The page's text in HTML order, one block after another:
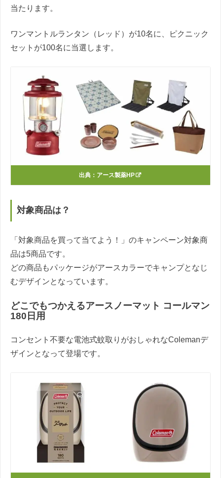
当たります。
ワンマントルランタン（レッド）が10名に、ピクニック
セットが100名に当選します。
出典： アース製薬HP
対象商品は？
「対象商品を買って当てよう！」のキャンペーン対象商
品は5商品です。
どの商品もパッケージがアースカラーでキャンプとなじ
むデザインとなっています。
どこでもつかえるアースノーマット コールマン
180日用
コンセント不要な電池式蚊取りがおしゃれなColemanデ
ザインとなって登場です。